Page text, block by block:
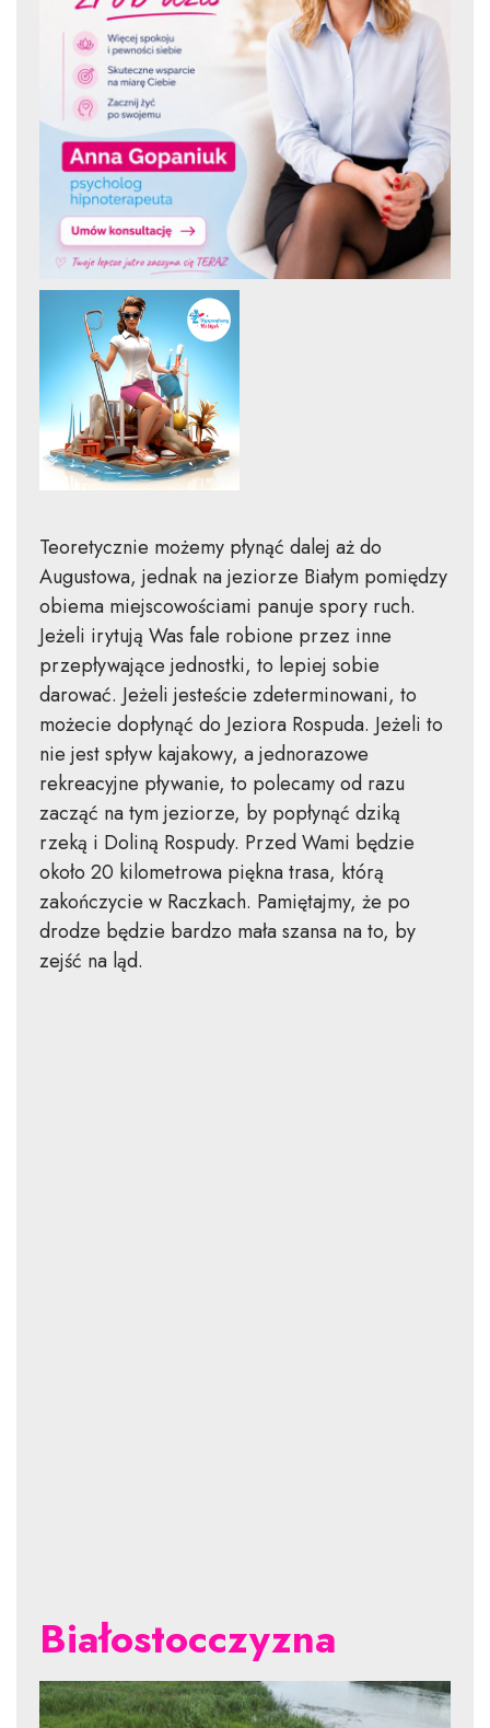
Teoretycznie możemy płynąć dalej aż do
Augustowa, jednak na jeziorze Białym pomiędzy
obiema miejscowościami panuje spory ruch.
Jeżeli irytują Was fale robione przez inne
przepływające jednostki, to lepiej sobie
darować. Jeżeli jesteście zdeterminowani, to
możecie dopłynąć do Jeziora Rospuda. Jeżeli to
nie jest spływ kajakowy, a jednorazowe
rekreacyjne pływanie, to polecamy od razu
zacząć na tym jeziorze, by popłynąć dziką
rzeką i Doliną Rospudy. Przed Wami będzie
około 20 kilometrowa piękna trasa, którą
zakończycie w Raczkach. Pamiętajmy, że po
drodze będzie bardzo mała szansa na to, by
zejść na ląd.
Białostocczyzna